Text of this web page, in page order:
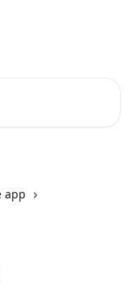
app